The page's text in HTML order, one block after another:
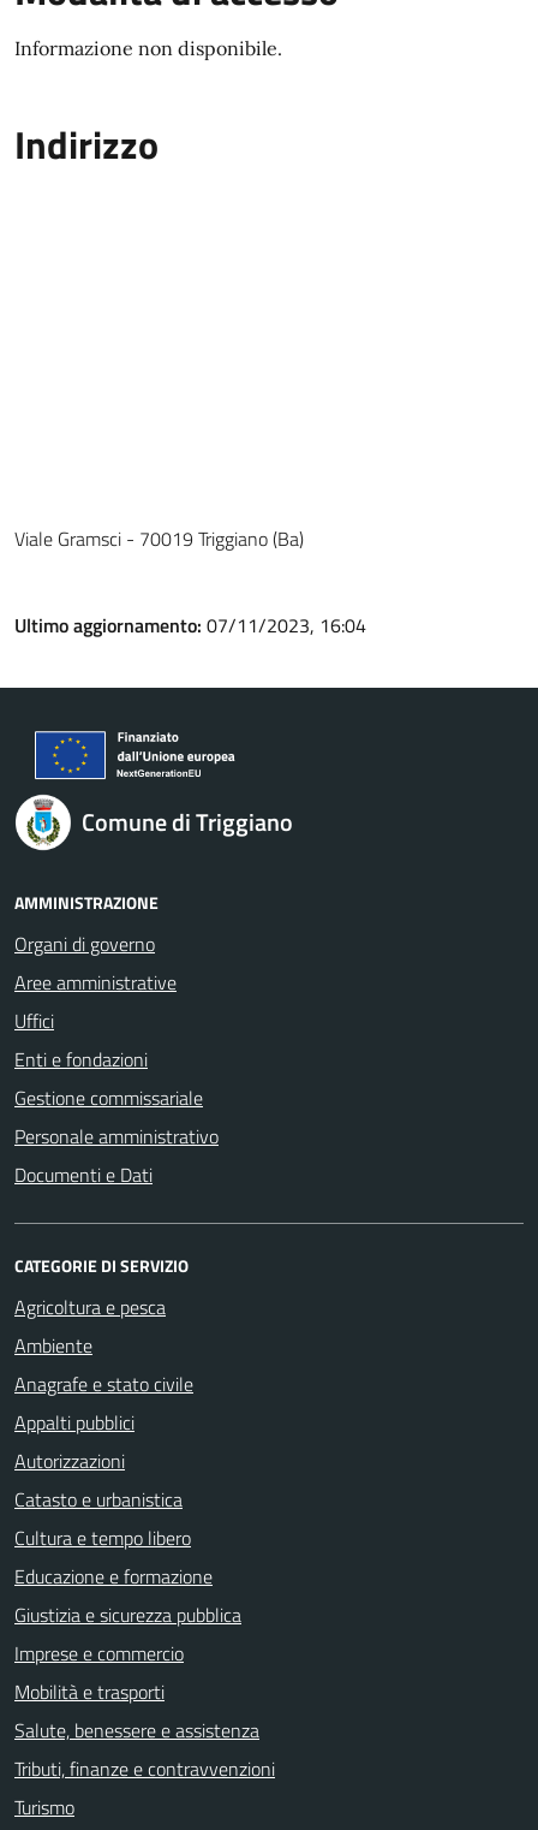
Informazione non disponibile.
Indirizzo
Viale Gramsci - 70019 Triggiano (Ba)
Ultimo aggiornamento: 07/11/2023, 16:04
Comune di Triggiano
AMMINISTRAZIONE
Organi di governo
Aree amministrative
Uffici
Enti e fondazioni
Gestione commissariale
Personale amministrativo
Documenti e Dati
CATEGORIE DI SERVIZIO
Agricoltura e pesca
Ambiente
Anagrafe e stato civile
Appalti pubblici
Autorizzazioni
Catasto e urbanistica
Cultura e tempo libero
Educazione e formazione
Giustizia e sicurezza pubblica
Imprese e commercio
Mobilità e trasporti
Salute, benessere e assistenza
Tributi, finanze e contravvenzioni
Turismo